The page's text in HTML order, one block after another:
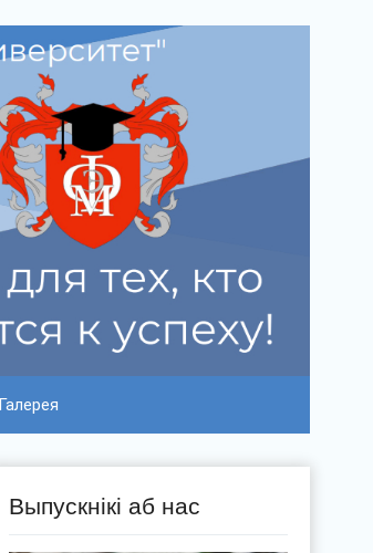
Галерея
Выпускнікі аб нас